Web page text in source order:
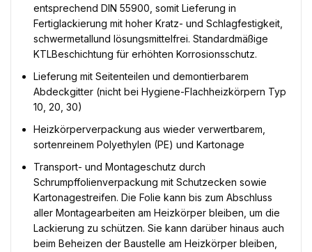
entsprechend DIN 55900, somit Lieferung in
Fertiglackierung mit hoher Kratz- und Schlagfestigkeit,
schwermetallund lösungsmittelfrei. Standardmäßige
KTLBeschichtung für erhöhten Korrosionsschutz.
Lieferung mit Seitenteilen und demontierbarem
Abdeckgitter (nicht bei Hygiene-Flachheizkörpern Typ
10, 20, 30)
Heizkörperverpackung aus wieder verwertbarem,
sortenreinem Polyethylen (PE) und Kartonage
Transport- und Montageschutz durch
Schrumpffolienverpackung mit Schutzecken sowie
Kartonagestreifen. Die Folie kann bis zum Abschluss
aller Montagearbeiten am Heizkörper bleiben, um die
Lackierung zu schützen. Sie kann darüber hinaus auch
beim Beheizen der Baustelle am Heizkörper bleiben,